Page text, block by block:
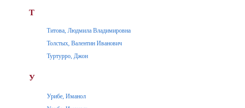
Т
Титова, Людмила Владимировна
Толстых, Валентин Иванович
Туртурро, Джон
У
Урибе, Иманол